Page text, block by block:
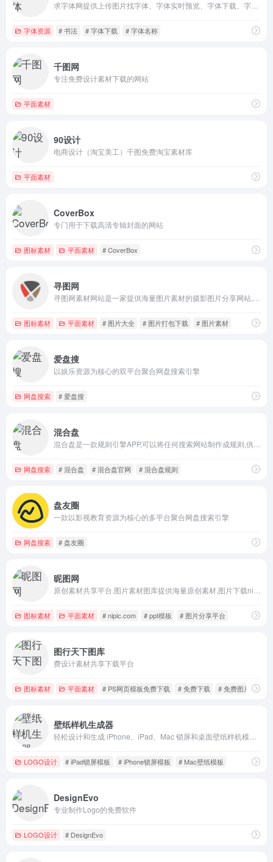
字体资源 # 书法 # 字体下载 # 字体名称
千图网
专注免费设计素材下载的网站
平面素材
90设计
电商设计（淘宝美工）千图免费淘宝素材库
平面素材
CoverBox
专门用于下载高清专辑封面的网站
图标素材 平面素材 # CoverBox
寻图网
图标素材 平面素材 # 图片大全 # 图片打包下载 # 图片素材
爱盘搜
以娱乐资源为核心的双平台聚合网盘搜索引擎
网盘搜索 # 爱盘搜
混合盘
网盘搜索 # 混合盘 # 混合盘官网 # 混合盘规则
盘友圈
一款以影视教育资源为核心的多平台聚合网盘搜索引擎
网盘搜索 # 盘友圈
昵图网
图标素材 平面素材 # nipic.com # ppt模板 # 图片分享平台
图行天下图库
费设计素材共享下载平台
图标素材 平面素材 # PS网页模板免费下载 # 免费下载 # 免费图片
壁纸样机生成器
LOGO设计 # iPad锁屏模板 # iPhone锁屏模板 # Mac壁纸模板
DesignEvo
专业制作Logo的免费软件
LOGO设计 # DesignEvo